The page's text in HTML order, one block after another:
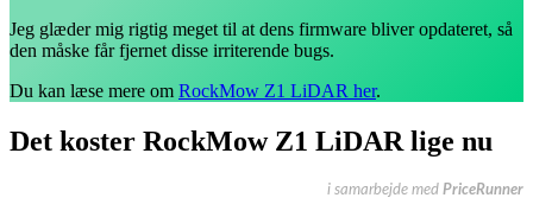
Jeg glæder mig rigtig meget til at dens firmware bliver opdateret, så
den måske får fjernet disse irriterende bugs.
Du kan læse mere om RockMow Z1 LiDAR her.
Det koster RockMow Z1 LiDAR lige nu
i samarbejde med PriceRunner